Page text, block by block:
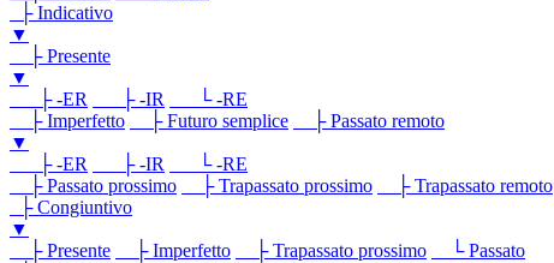
├ Indicativo
▼
├ Presente
▼
├ -ER
├ -IR
└ -RE
├ Imperfetto
├ Futuro semplice
├ Passato remoto
▼
├ -ER
├ -IR
└ -RE
├ Passato prossimo
├ Trapassato prossimo ├ Trapassato remoto
├ Congiuntivo
▼
├ Presente
├ Imperfetto ├ Trapassato prossimo
└ Passato